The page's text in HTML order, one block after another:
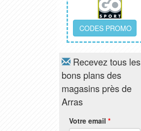
CODES PROMO
Recevez tous les
bons plans des
magasins près de
Arras
Votre email *